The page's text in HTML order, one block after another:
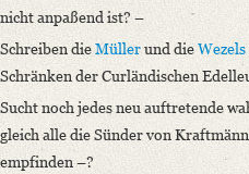
Language
German
nicht anpaßend ist? –
Schreiben dieMüllerund dieWezels
Schränken der Curländischen
Sucht noch jedes neu auftretende
gleich alle die Sünder von
empfinden –?